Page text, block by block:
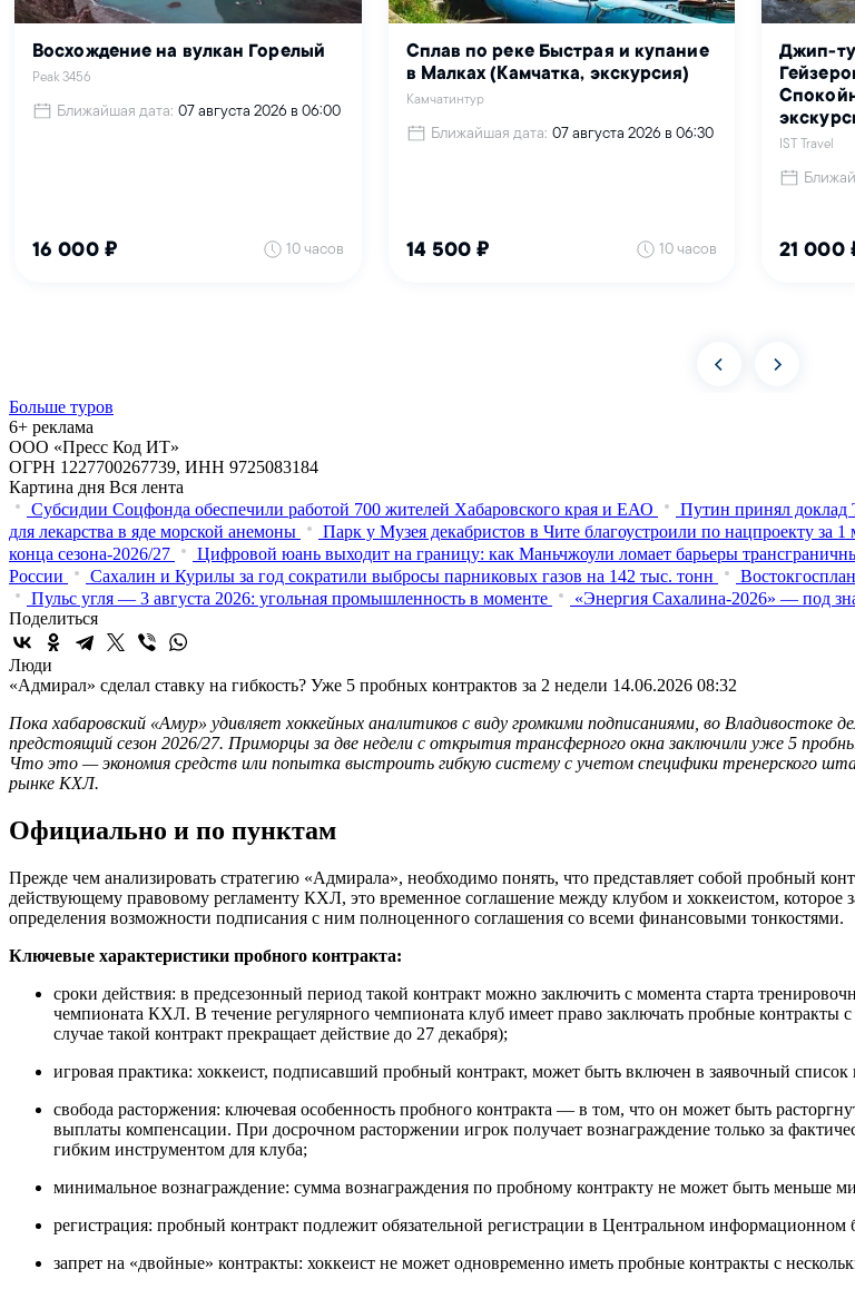
Больше туров
6+ реклама
ООО «Пресс Код ИТ»
ОГРН 1227700267739, ИНН 9725083184
Картина дня Вся лента
Субсидии Соцфонда обеспечили работой 700 жителей Хабаровского края и ЕАО
Путин принял доклад
для лекарства в яде морской анемоны
Парк у Музея декабристов в Чите благоустроили по нацпроекту за 1
конца сезона-2026/27
Цифровой юань выходит на границу: как Маньчжоули ломает барьеры
России
Сахалин и Курилы за год сократили выбросы парниковых газов на 142 тыс. тонн
Пульс угля — 3 августа 2026: угольная промышленность в моменте
«Энергия Сахалина-2026» — под
Поделиться
Люди
«Адмирал» сделал ставку на гибкость? Уже 5 пробных контрактов за 2 недели 14.06.2026 08:32
Пока хабаровский «Амур» удивляет хоккейных аналитиков с виду громкими подписаниями, во
предстоящий сезон 2026/27. Приморцы за две недели с открытия трансферного окна заключили уже 5
Что это — экономия средств или попытка выстроить гибкую систему с учетом специфики тренерского
рынке КХЛ.
Официально и по пунктам
Прежде чем анализировать стратегию «Адмирала», необходимо понять, что представляет собой пробный
действующему правовому регламенту КХЛ, это временное соглашение между клубом и хоккеистом, которое
определения возможности подписания с ним полноценного соглашения со всеми финансовыми тонкостями.
Ключевые характеристики пробного контракта:
сроки действия: в предсезонный период такой контракт можно заключить с момента старта
чемпионата КХЛ. В течение регулярного чемпионата клуб имеет право заключать пробные
случае такой контракт прекращает действие до 27 декабря);
игровая практика: хоккеист, подписавший пробный контракт, может быть включен в заявочный список
свобода расторжения: ключевая особенность пробного контракта — в том, что он может быть
выплаты компенсации. При досрочном расторжении игрок получает вознаграждение только за
гибким инструментом для клуба;
минимальное вознаграждение: сумма вознаграждения по пробному контракту не может быть меньше
регистрация: пробный контракт подлежит обязательной регистрации в Центральном
запрет на «двойные» контракты: хоккеист не может одновременно иметь пробные контракты с